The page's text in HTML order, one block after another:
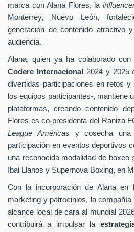
marca con Alana Flores, la
Monterrey, Nuevo León,
generación de contenido atractivo
audiencia.
Alana, quien ya ha colaborado
Codere Internacional 2024 y 2025
divertidas participaciones en retos
los equipos participantes-, mantiene
plataformas, creando contenido
Flores es co-presidenta del Raniza
League Américas y cosecha una
participación en eventos deportivos
una reconocida modalidad de boxeo
Ibai Llanos y Supernova Boxing, en
Con la incorporación de Alana en
marketing y patrocinios, la
alcance local de cara al mundial
contribuirá a impulsar la